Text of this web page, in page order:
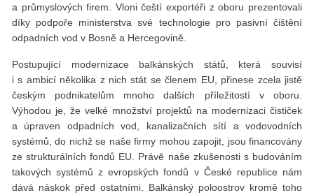
a průmyslových firem. Vloni čeští exportéři z oboru prezentovali
díky podpoře ministerstva své technologie pro pasivní čištění
odpadních vod v Bosně a Hercegovině.
Postupující modernizace balkánských států, která souvisí
i s ambicí několika z nich stát se členem EU, přinese zcela jistě
českým podnikatelům mnoho dalších příležitostí v oboru.
Výhodou je, že velké množství projektů na modernizaci čističek
a úpraven odpadních vod, kanalizačních sítí a vodovodních
systémů, do nichž se naše firmy mohou zapojit, jsou financovány
ze strukturálních fondů EU. Právě naše zkušenosti s budováním
takových systémů z evropských fondů v České republice nám
dává náskok před ostatními. Balkánský poloostrov kromě toho